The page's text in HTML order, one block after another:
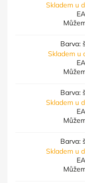
Skladem u
Barva:
Skladem u
Barva:
Skladem u
Barva:
Skladem u